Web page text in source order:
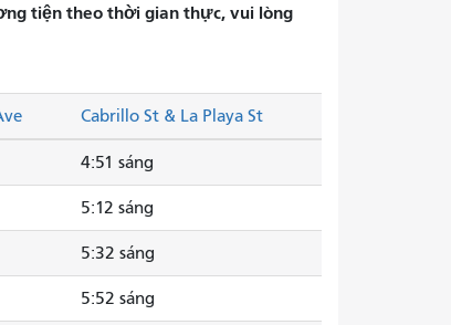
tiện theo thời gian thực, vui lòng
Cabrillo St & La Playa St
4:51 sáng
5:12 sáng
5:32 sáng
5:52 sáng